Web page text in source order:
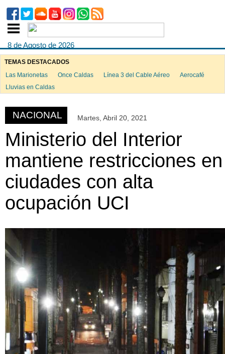
8 de Agosto de 2026
TEMAS DESTACADOS
Las Marionetas
Once Caldas Línea 3 del Cable Aéreo
Aerocafé
Lluvias en Caldas
NACIONAL Martes, Abril 20, 2021
Ministerio del Interior
mantiene restricciones en
ciudades con alta
ocupación UCI